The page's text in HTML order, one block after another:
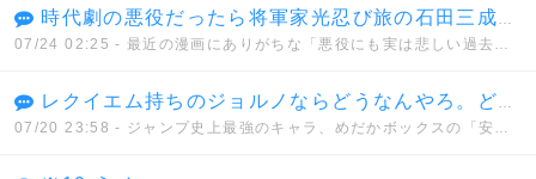
時代劇の悪役だったら将軍家光忍び旅の石田三成の娘で徳川に復讐しようとしてた 五十鈴とか悪代官とはノリが違い過ぎて何だかなって感じだった
07/24 02:25 - 最近の漫画にありがちな「悪役にも実は悲しい過去があったんだ」的なヤツどう思う？
レクイエム持ちのジョルノならどうなんやろ。どんな能力を持とうと真実に到達できないでなんとか、、、
07/20 23:58 - ジャンプ史上最強のキャラ、めだかボックスの「安心院なじみ」に決まってしまう。。。